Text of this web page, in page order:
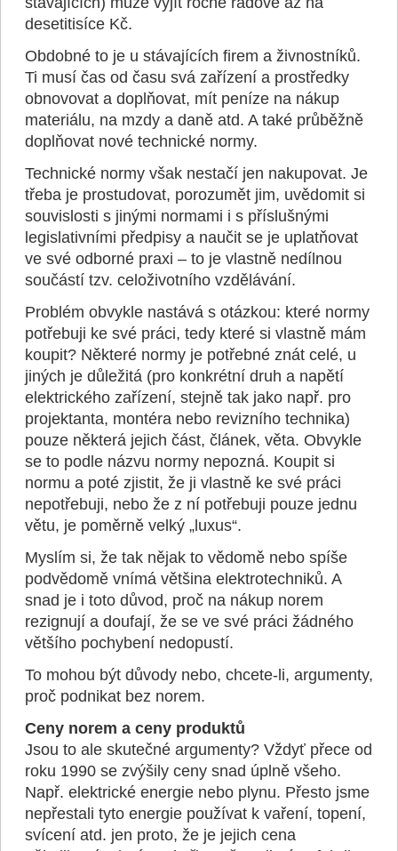
desetitisíce Kč.
Obdobné to je u stávajících firem a živnostníků.
Ti musí čas od času svá zařízení a prostředky
obnovovat a doplňovat, mít peníze na nákup
materiálu, na mzdy a daně atd. A také průběžně
doplňovat nové technické normy.
Technické normy však nestačí jen nakupovat. Je
třeba je prostudovat, porozumět jim, uvědomit si
souvislosti s jinými normami i s příslušnými
legislativními předpisy a naučit se je uplatňovat
ve své odborné praxi – to je vlastně nedílnou
součástí tzv. celoživotního vzdělávání.
Problém obvykle nastává s otázkou: které normy
potřebuji ke své práci, tedy které si vlastně mám
koupit? Některé normy je potřebné znát celé, u
jiných je důležitá (pro konkrétní druh a napětí
elektrického zařízení, stejně tak jako např. pro
projektanta, montéra nebo revizního technika)
pouze některá jejich část, článek, věta. Obvykle
se to podle názvu normy nepozná. Koupit si
normu a poté zjistit, že ji vlastně ke své práci
nepotřebuji, nebo že z ní potřebuji pouze jednu
větu, je poměrně velký „luxus“.
Myslím si, že tak nějak to vědomě nebo spíše
podvědomě vnímá většina elektrotechniků. A
snad je i toto důvod, proč na nákup norem
rezignují a doufají, že se ve své práci žádného
většího pochybení nedopustí.
To mohou být důvody nebo, chcete-li, argumenty,
proč podnikat bez norem.
Ceny norem a ceny produktů
Jsou to ale skutečné argumenty? Vždyť přece od
roku 1990 se zvýšily ceny snad úplně všeho.
Např. elektrické energie nebo plynu. Přesto jsme
nepřestali tyto energie používat k vaření, topení,
svícení atd. jen proto, že je jejich cena